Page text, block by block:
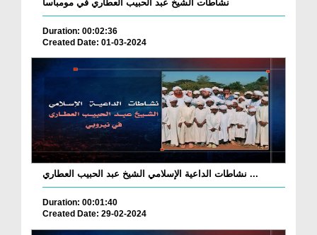
نشاطات الشيخ عبد الحبيب العطاري في مومباسا
Duration: 00:02:36
Created Date: 01-03-2024
نشاطات الداعية الإسلامي الشيخ عبد الحبيب العطاري ...
Duration: 00:01:40
Created Date: 29-02-2024